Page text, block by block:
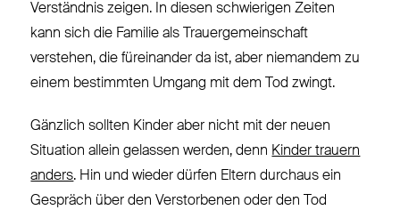
Verständnis zeigen. In diesen schwierigen Zeiten
kann sich die Familie als Trauergemeinschaft
verstehen, die füreinander da ist, aber niemandem zu
einem bestimmten Umgang mit dem Tod zwingt.
Gänzlich sollten Kinder aber nicht mit der neuen
Situation allein gelassen werden, denn Kinder trauern
anders. Hin und wieder dürfen Eltern durchaus ein
Gespräch über den Verstorbenen oder den Tod